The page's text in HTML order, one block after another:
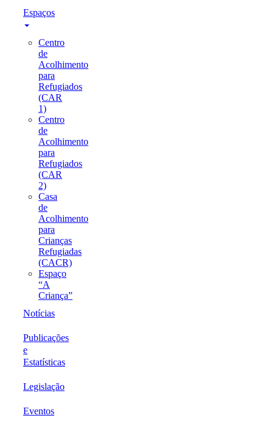
Espaços
Centro
de
Acolhimento
para
Refugiados
(CAR
1)
Centro
de
Acolhimento
para
Refugiados
(CAR
2)
Casa
de
Acolhimento
para
Crianças
Refugiadas
(CACR)
Espaço
“A
Criança”
Notícias
Publicações
e
Estatísticas
Legislação
Eventos